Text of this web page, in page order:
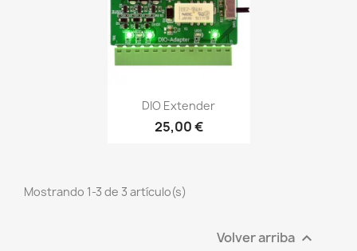
Vista rápida
DIO Extender
25,00 €
Mostrando 1-3 de 3 artículo(s)
Volver arriba 